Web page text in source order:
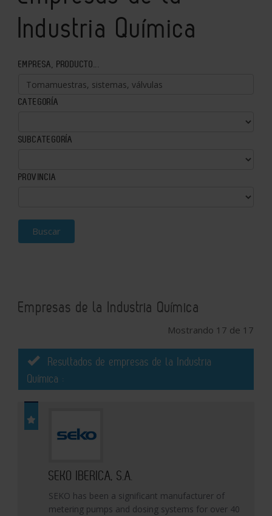
Industria Química
EMPRESA, PRODUCTO...
CATEGORÍA
SUBCATEGORÍA
PROVINCIA
Buscar
Empresas de la Industria Química
Mostrando 17 de 17
Resultados de empresas de la Industria
Química :
SEKO IBERICA, S.A.
SEKO has been a significant manufacturer of
metering pumps and dosing systems for over 40